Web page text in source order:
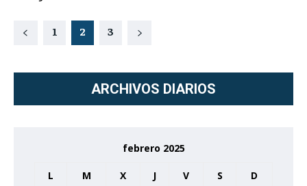
1 2 3
ARCHIVOS DIARIOS
febrero 2025
L M X J V S D